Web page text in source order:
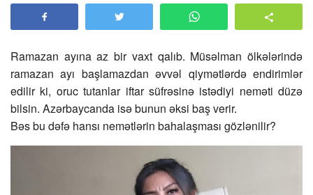
Ramazan ayına az bir vaxt qalıb. Müsəlman ölkələrində
ramazan ayı başlamazdan əvvəl qiymətlərdə endirimlər
edilir ki, oruc tutanlar iftar süfrəsinə istədiyi neməti düzə
bilsin. Azərbaycanda isə bunun əksi baş verir.
Bəs bu dəfə hansı nemətlərin bahalaşması gözlənilir?